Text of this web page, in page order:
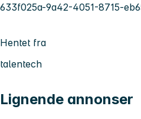
633f025a-9a42-4051-8715-
Hentet fra
talentech
Lignende annonser